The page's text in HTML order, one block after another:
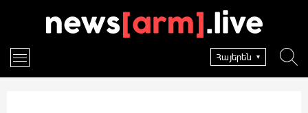
Հայերեն